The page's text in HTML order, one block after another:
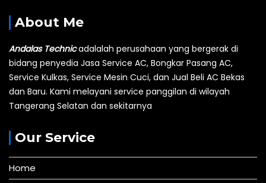
About Me
Andalas Technicadalalah perusahaan yang bergerak di
bidang penyedia Jasa Service AC, Bongkar Pasang AC,
Service Kulkas, Service Mesin Cuci, dan Jual Beli AC Bekas
dan Baru. Kami melayani service panggilan di wilayah
Tangerang Selatan dan sekitarnya
Our Service
Home